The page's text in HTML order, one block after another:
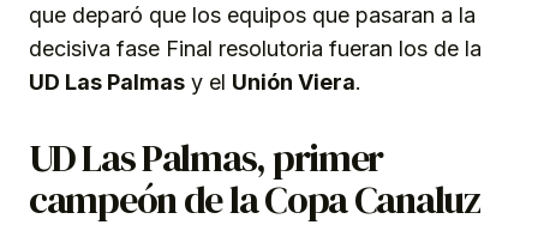
que deparó que los equipos que pasaran a la
decisiva fase Final resolutoria fueran los de la
UD Las Palmas y el Unión Viera.
UD Las Palmas, primer
campeón de la Copa Canaluz